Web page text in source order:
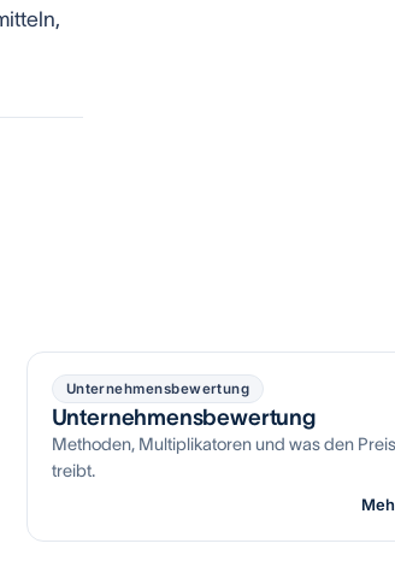
Unternehmensbewertung
Unternehmensbewertung
Methoden, Multiplikatoren und was den
treibt.